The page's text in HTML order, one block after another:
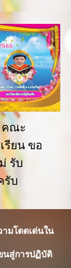
คณะ
รียน ขอ
รับ
รับ
ามโดดเด่นใน
นสู่การปฏิบัติ